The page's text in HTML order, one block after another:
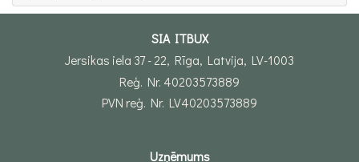
SIA ITBUX
Jersikas iela 37 - 22, Rīga, Latvija, LV-1003
Reģ. Nr. 40203573889
PVN reģ. Nr. LV40203573889
Uzņēmums